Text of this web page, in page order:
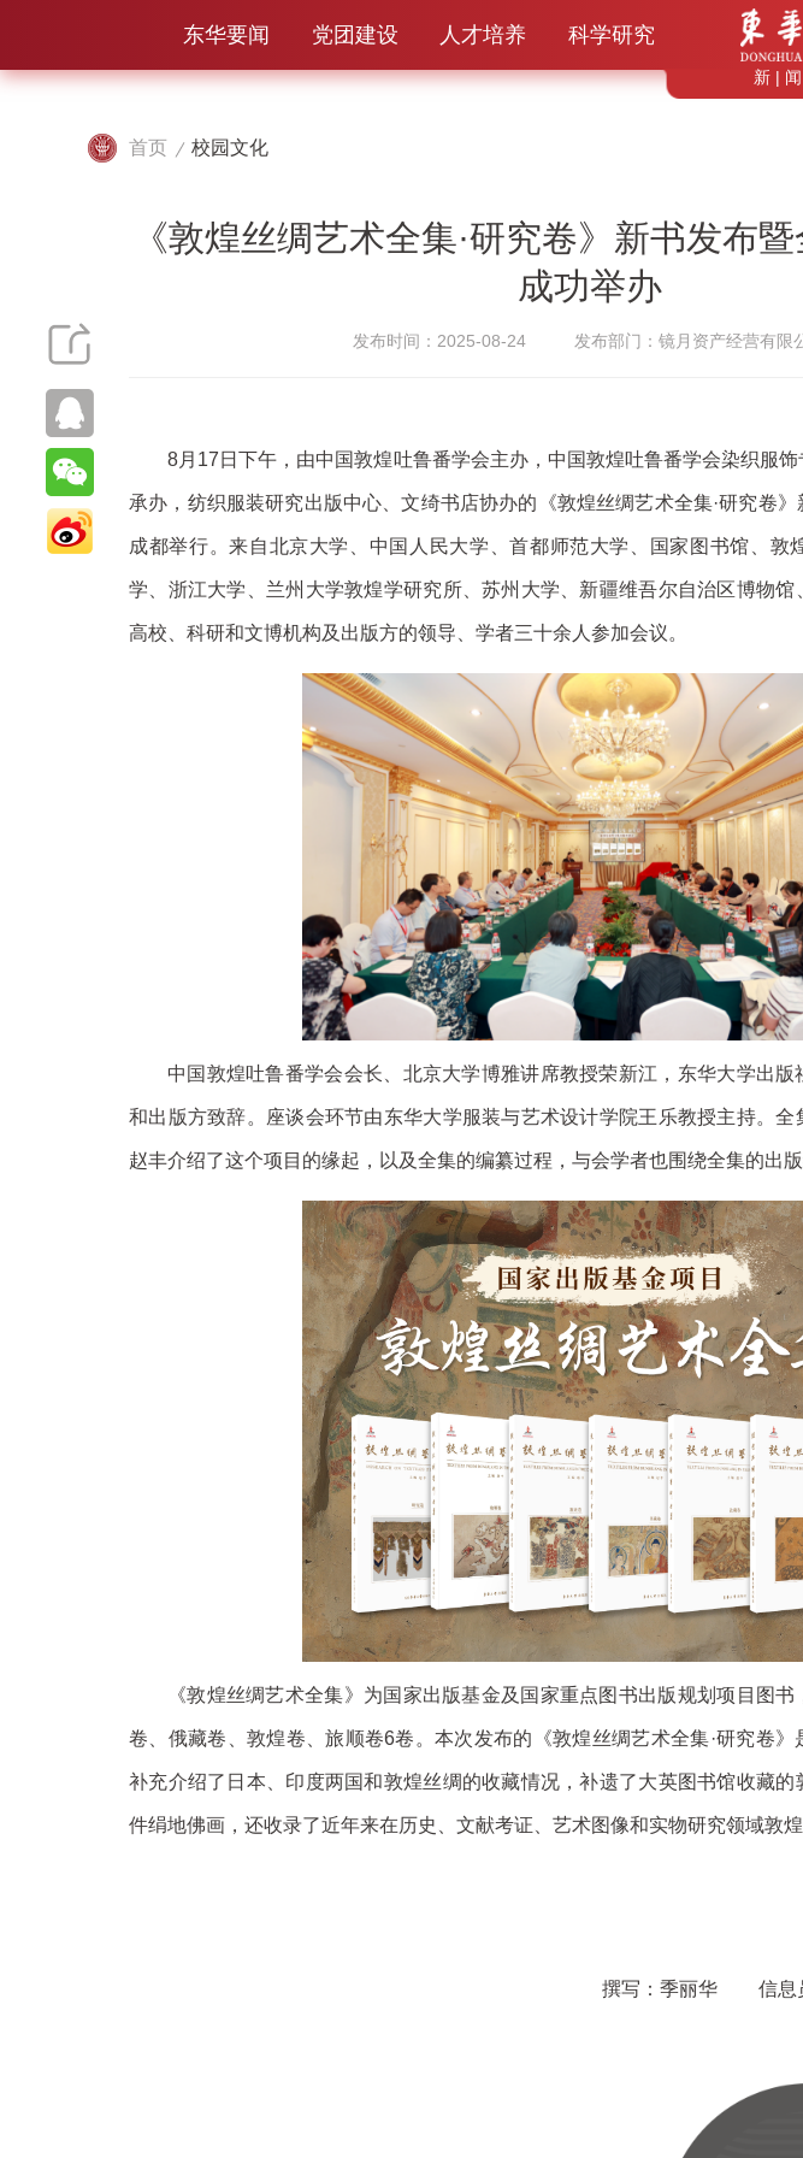
东华要闻 党团建设 人才培养 科学研究
新 |
首页 校园文化
《敦煌丝绸艺术全集·研究卷》新书发布
成功举办
发布时间：2025-08-24 发布部门：镜月资产经营有限
8月17日下午，由中国敦煌吐鲁番学会主办，中国敦煌吐鲁番学会染织服
承办，纺织服装研究出版中心、文绮书店协办的《敦煌丝绸艺术全集·研究卷
成都举行。来自北京大学、中国人民大学、首都师范大学、国家图书馆、敦
学、浙江大学、兰州大学敦煌学研究所、苏州大学、新疆维吾尔自治区博物
高校、科研和文博机构及出版方的领导、学者三十余人参加会议。
中国敦煌吐鲁番学会会长、北京大学博雅讲席教授荣新江，东华大学出
和出版方致辞。座谈会环节由东华大学服装与艺术设计学院王乐教授主持。
赵丰介绍了这个项目的缘起，以及全集的编纂过程，与会学者也围绕全集的出
《敦煌丝绸艺术全集》为国家出版基金及国家重点图书出版规划项目图
卷、俄藏卷、敦煌卷、旅顺卷6卷。本次发布的《敦煌丝绸艺术全集·研究卷
补充介绍了日本、印度两国和敦煌丝绸的收藏情况，补遗了大英图书馆收藏
件绢地佛画，还收录了近年来在历史、文献考证、艺术图像和实物研究领域敦煌
撰写：季丽华 信息